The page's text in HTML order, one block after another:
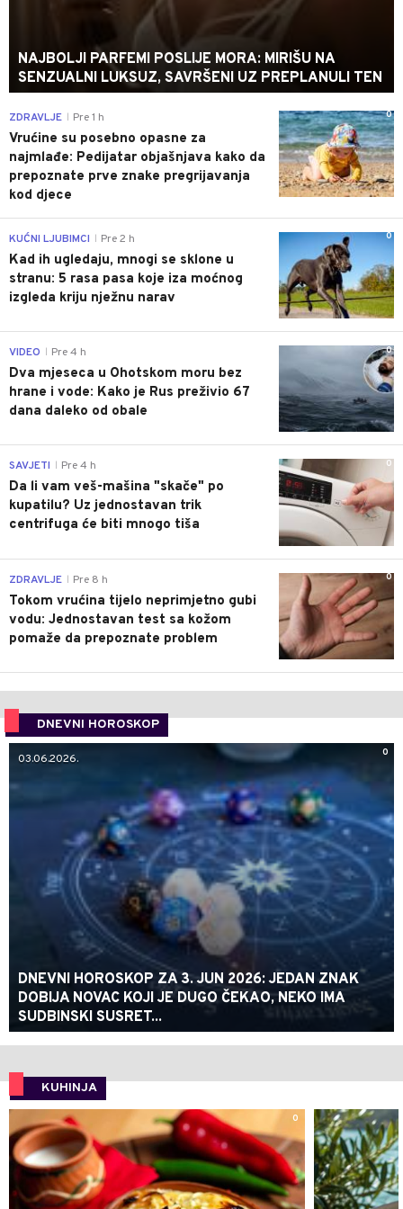
NAJBOLJI PARFEMI POSLIJE MORA: MIRIŠU NA
SENZUALNI LUKSUZ, SAVRŠENI UZ PREPLANULI TEN
0
ZDRAVLJE Pre 1 h
Vrućine su posebno opasne za
najmlađe: Pedijatar objašnjava kako da
prepoznate prve znake pregrijavanja
kod djece
0
KUĆNI LJUBIMCI Pre 2 h
Kad ih ugledaju, mnogi se sklone u
stranu: 5 rasa pasa koje iza moćnog
izgleda kriju nježnu narav
0
VIDEO Pre 4 h
Dva mjeseca u Ohotskom moru bez
hrane i vode: Kako je Rus preživio 67
dana daleko od obale
0
SAVJETI Pre 4 h
Da li vam veš-mašina "skače" po
kupatilu? Uz jednostavan trik
centrifuga će biti mnogo tiša
0
ZDRAVLJE Pre 8 h
Tokom vrućina tijelo neprimjetno gubi
vodu: Jednostavan test sa kožom
pomaže da prepoznate problem
DNEVNI HOROSKOP
0
03.06.2026.
DNEVNI HOROSKOP ZA 3. JUN 2026: JEDAN ZNAK
DOBIJA NOVAC KOJI JE DUGO ČEKAO, NEKO IMA
SUDBINSKI SUSRET...
KUHINJA
0